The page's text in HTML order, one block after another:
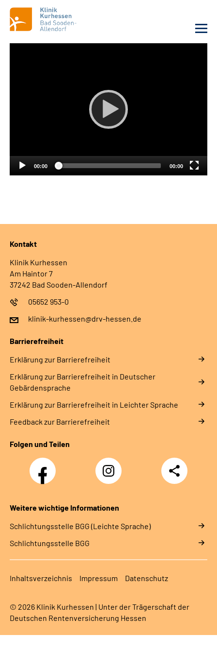
Sozialdienste & Zuweisende
Leichte Sprache
Gebärdensprache
00:00 00:00
Kontakt
Klinik Kurhessen
Am Haintor 7
37242 Bad Sooden-Allendorf
05652 953-0
klinik-kurhessen@drv-hessen.de
Barrierefreiheit
Erklärung zur Barrierefreiheit
Erklärung zur Barrierefreiheit in Deutscher
Gebärdensprache
Erklärung zur Barrierefreiheit in Leichter Sprache
Feedback zur Barrierefreiheit
Folgen und Teilen
Facebook
Klinik
Kurhessen
Instagram
Klinik
Kurhessen
Teilen
Weitere wichtige Informationen
Schlich­tungs­stel­le BGG (Leichte Sprache)
Schlich­tungs­stel­le BGG
Inhaltsverzeichnis Impressum Datenschutz
© 2026 Klinik Kurhessen | Unter der Trägerschaft der
Deutschen Rentenversicherung Hessen